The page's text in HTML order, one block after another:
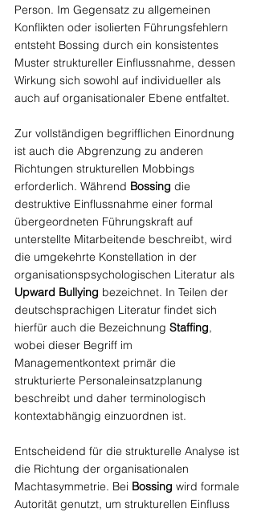
Person. Im Gegensatz zu allgemeinen
Konflikten oder isolierten Führungsfehlern
entsteht Bossing durch ein konsistentes
Muster struktureller Einflussnahme, dessen
Wirkung sich sowohl auf individueller als
auch auf organisationaler Ebene entfaltet.
Zur vollständigen begrifflichen Einordnung
ist auch die Abgrenzung zu anderen
Richtungen strukturellen Mobbings
erforderlich. Während Bossing die
destruktive Einflussnahme einer formal
übergeordneten Führungskraft auf
unterstellte Mitarbeitende beschreibt, wird
die umgekehrte Konstellation in der
organisationspsychologischen Literatur als
Upward Bullying bezeichnet. In Teilen der
deutschsprachigen Literatur findet sich
hierfür auch die Bezeichnung Staffing,
wobei dieser Begriff im
Managementkontext primär die
strukturierte Personaleinsatzplanung
beschreibt und daher terminologisch
kontextabhängig einzuordnen ist.
Entscheidend für die strukturelle Analyse ist
die Richtung der organisationalen
Machtasymmetrie. Bei Bossing wird formale
Autorität genutzt, um strukturellen Einfluss